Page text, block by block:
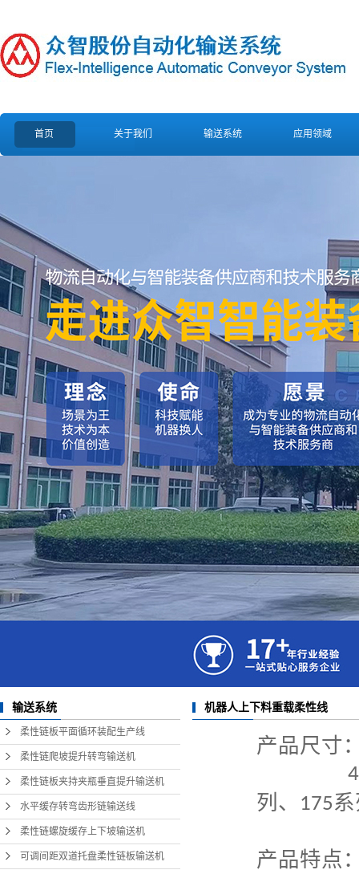
首页 关于我们 输送系统
柔性链螺旋缓存上下坡输送机
可调间距双道托盘柔性链板输
送机
上下层工装板柔性输送线
机器人上下料重载柔性线
滚筒输送线
塑料网链输送线
皮带输送线
不锈钢链板输送机
不锈钢链板输送机
倍速链输送机
连续式提升机
应用领域
日化包
生活用
物流
输送系统
柔性链板平面循环装配生产线
柔性链爬坡提升转弯输送机
柔性链板夹持夹瓶垂直提升输送机
水平缓存转弯齿形链输送线
柔性链螺旋缓存上下坡输送机
可调间距双道托盘柔性链板输送机
机器人上下料重载柔性线
产品尺寸
列、 175
产品特点